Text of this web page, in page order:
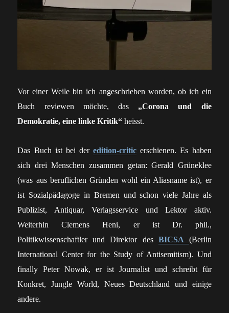
Vor einer Weile bin ich angeschrieben worden, ob ich ein
Buch reviewen möchte, das „Corona und die
Demokratie, eine linke Kritik“ heisst.
Das Buch ist bei deredition-critic erschienen. Es haben
sich drei Menschen zusammen getan: Gerald Grüneklee
(was aus beruflichen Gründen wohl ein Aliasname ist), er
ist Sozialpädagoge in Bremen und schon viele Jahre als
Publizist, Antiquar, Verlagsservice und Lektor aktiv.
Weiterhin Clemens Heni, er ist Dr. phil.,
Politikwissenschaftler und Direktor des BICSA
(Berlin
International Center for the Study of Antisemitism). Und
finally Peter Nowak, er ist Journalist und schreibt für
Konkret, Jungle World, Neues Deutschland und einige
andere.